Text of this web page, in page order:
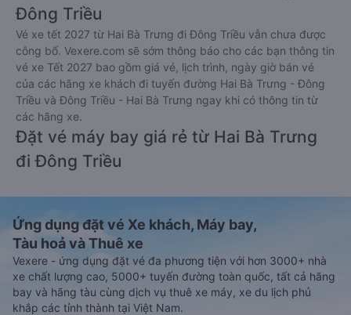
Đông Triều
Vé xe tết 2027 từ Hai Bà Trưng đi Đông Triều vẫn chưa được
công bố. Vexere.com sẽ sớm thông báo cho các bạn thông tin
vé xe Tết 2027 bao gồm giá vé, lịch trình, ngày giờ bán vé
của các hãng xe khách đi tuyến đường Hai Bà Trưng - Đông
Triều và Đông Triều - Hai Bà Trưng ngay khi có thông tin từ
các hãng xe.
Đặt vé máy bay giá rẻ từ Hai Bà Trưng
đi Đông Triều
Ứng dụng đặt vé Xe khách, Máy bay,
Tàu hoả và Thuê xe
Vexere - ứng dụng đặt vé đa phương tiện với hơn 3000+ nhà
xe chất lượng cao, 5000+ tuyến đường toàn quốc, tất cả hãng
bay và hãng tàu cùng dịch vụ thuê xe máy, xe du lịch phủ
khắp các tỉnh thành tại Việt Nam.